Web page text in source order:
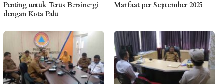
Penting untuk Terus Bersinergi
dengan Kota Palu
Manfaat per September 2025